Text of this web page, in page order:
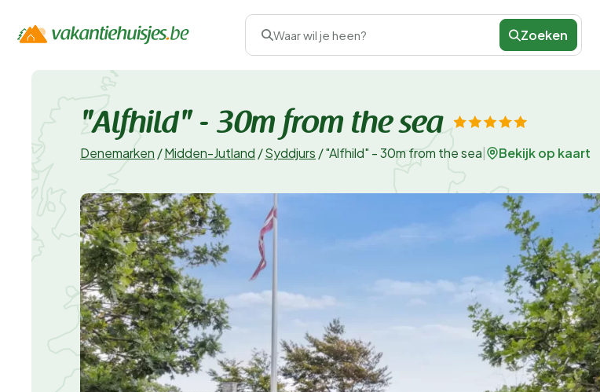
Waar wil je heen? Zoeken
"Alfhild" - 30m from the sea
Denemarken /Midden-Jutland /Syddjurs /"Alfhild" - 30m from the sea Bekijk op kaart